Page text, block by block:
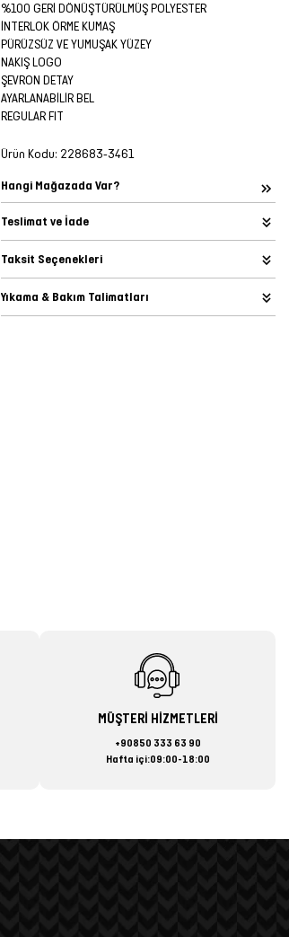
%100 GERİ DÖNÜŞTÜRÜLMÜŞ POLYESTER
İNTERLOK ÖRME KUMAŞ
PÜRÜZSÜZ VE YUMUŞAK YÜZEY
NAKIŞ LOGO
ŞEVRON DETAY
AYARLANABİLİR BEL
REGULAR FIT
Ürün Kodu: 228683-3461
Hangi Mağazada Var?
Teslimat ve İade
Taksit Seçenekleri
Yıkama & Bakım Talimatları
MÜŞTERİ HİZMETLERİ
+90850 333 63 90
Hafta içi:09:00-18:00